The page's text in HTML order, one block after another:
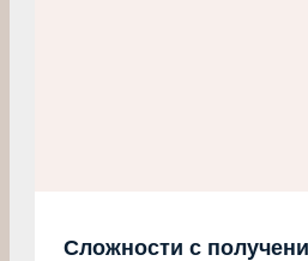
Сложности с